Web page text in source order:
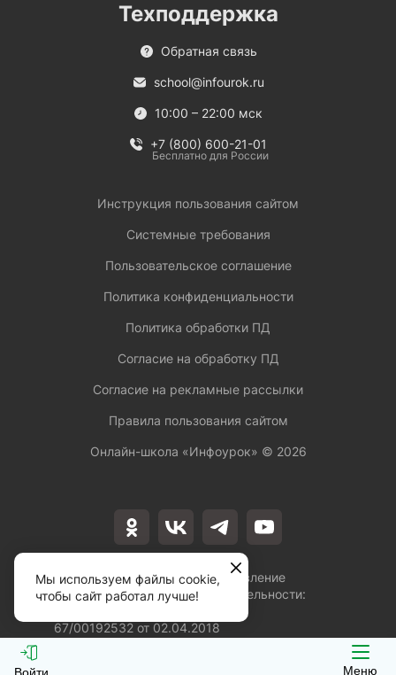
Меню
Лицензия на осуществление
образовательной деятельности:
67/00192532 от 02.04.2018
Техподдержка
Обратная связь
school@infourok.ru
10:00 – 22:00 мск
+7 (800) 600-21-01
Бесплатно для России
Инструкция пользования сайтом
Системные требования
Пользовательское соглашение
Политика конфиденциальности
Политика обработки ПД
Согласие на обработку ПД
Согласие на рекламные рассылки
Правила пользования сайтом
Онлайн-школа «Инфоурок» © 2026
Мы используем файлы cookie,
чтобы сайт работал лучше!